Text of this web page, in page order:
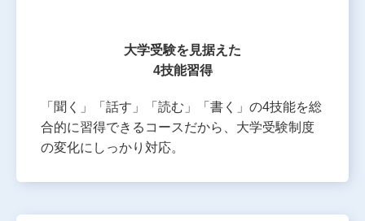
大学受験を見据えた
4技能習得
「聞く」「話す」「読む」「書く」の4技能を総
合的に習得できるコースだから、大学受験制度
の変化にしっかり対応。